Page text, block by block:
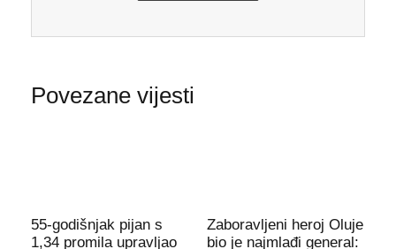
Povezane vijesti
55-godišnjak pijan s
1,34 promila upravljao
Zaboravljeni heroj Oluje
bio je najmlađi general: